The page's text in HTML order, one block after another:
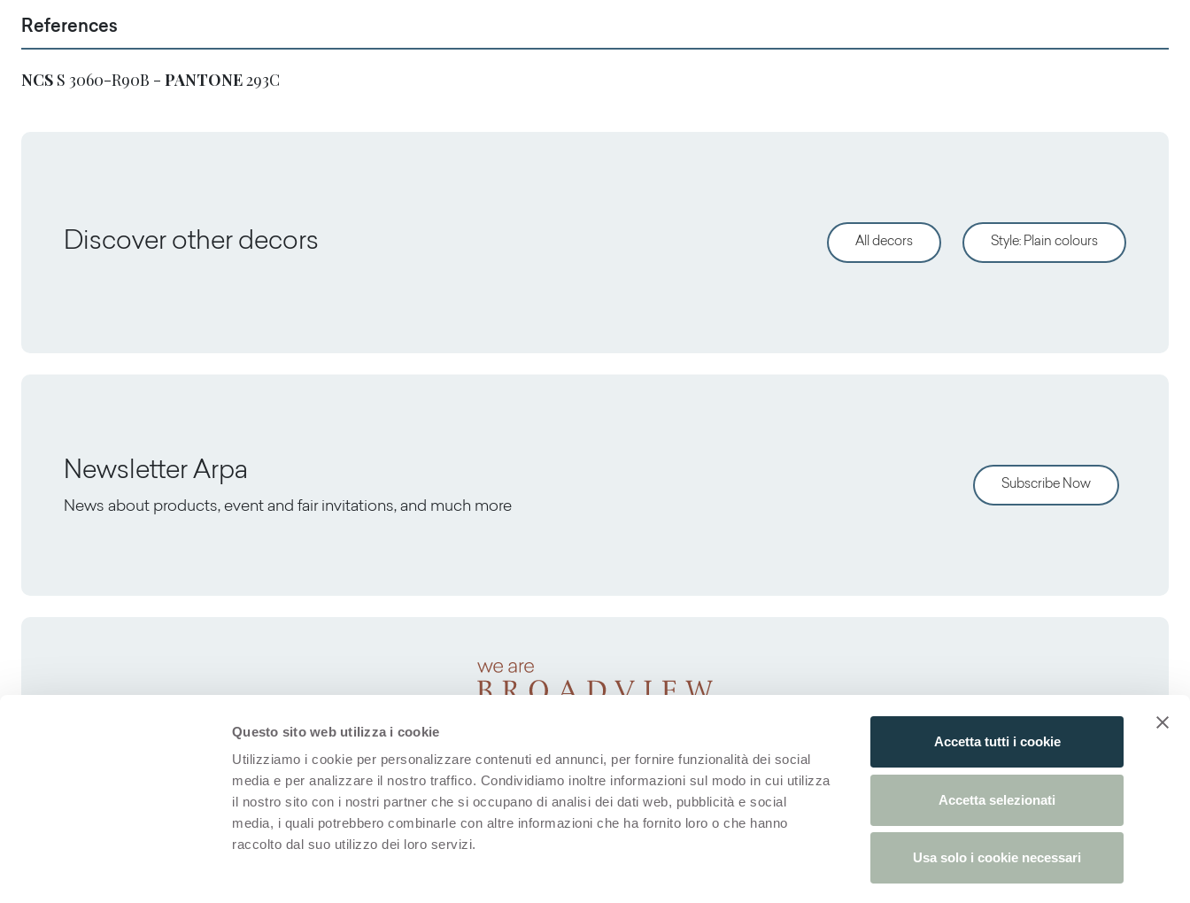
Questo sito web utilizza i cookie
Utilizziamo i cookie per personalizzare contenuti ed annunci, per fornire funzionalità dei social
media e per analizzare il nostro traffico. Condividiamo inoltre informazioni sul modo in cui utilizza
il nostro sito con i nostri partner che si occupano di analisi dei dati web, pubblicità e social
media, i quali potrebbero combinarle con altre informazioni che ha fornito loro o che hanno
raccolto dal suo utilizzo dei loro servizi.
Accetta tutti i cookie
Accetta selezionati
Usa solo i cookie necessari
References
NCS S 3060-R90B - PANTONE293C
Discover other decors All decors Style: Plain colours
Newsletter Arpa
News about products, event and fair invitations, and much more
Subscribe Now